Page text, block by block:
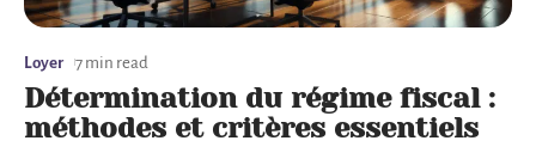
Loyer 7 min read
Détermination du régime fiscal :
méthodes et critères essentiels